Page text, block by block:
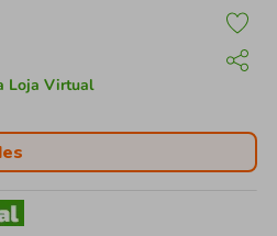
Loja Virtual